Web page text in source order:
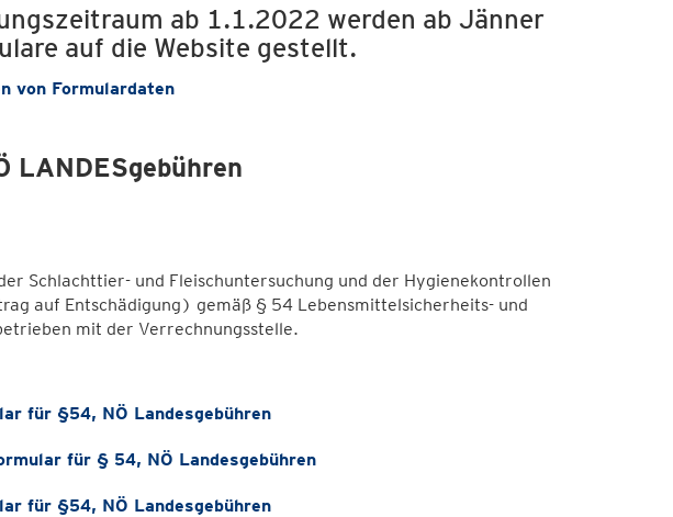
ab 1.1.2022 werden ab Jänner
auf die Website gestellt.
von Formulardaten
LANDESgebühren
Schlachttier- und Fleischuntersuchung und der Hygienekontrollen
auf Entschädigung) gemäß § 54 Lebensmittelsicherheits- und
mit der Verrechnungsstelle.
für §54, NÖ Landesgebühren
für § 54, NÖ Landesgebühren
für §54, NÖ Landesgebühren